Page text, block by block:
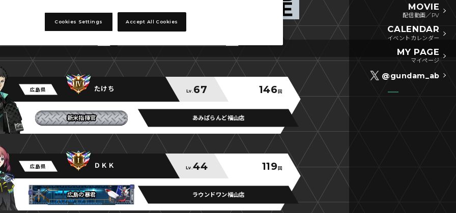
MOVIE
配信動画／PV
CALENDAR
イベントカレンダー
MY PAGE
マイページ
@gundam_ab
広島県 たけち Lv. 67 146回
新米指揮官
新米指揮官
新米指揮官 あみぱらんど福山店
広島県 ＤＫＫ Lv.44 119回
広島の暴君
広島の暴君
広島の暴君 ラウンドワン福山店
Cookies Settings Accept All Cookies